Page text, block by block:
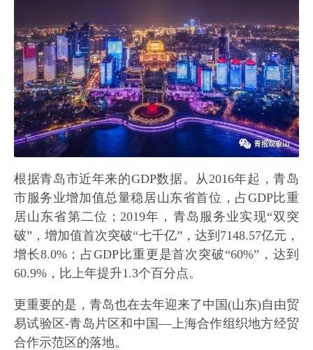
根据青岛市近年来的GDP数据。从2016年起，青岛
市服务业增加值总量稳居山东省首位，占GDP比重
居山东省第二位；2019年，青岛服务业实现“双突
破”，增加值首次突破“七千亿”，达到7148.57亿元，
增长8.0%；占GDP比重更是首次突破“60%”，达到
60.9%，比上年提升1.3个百分点。
更重要的是，青岛也在去年迎来了中国(山东)自由贸
易试验区-青岛片区和中国—上海合作组织地方经贸
合作示范区的落地。